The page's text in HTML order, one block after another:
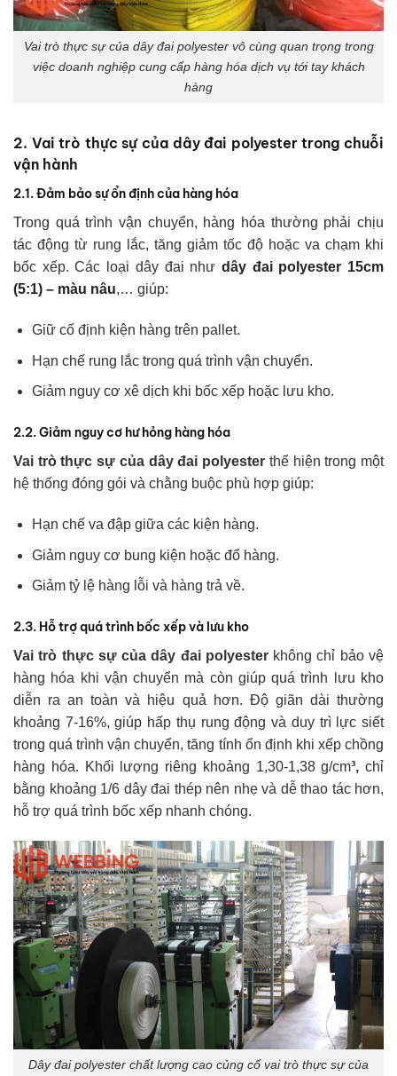
Vai trò thực sự của dây đai polyester vô cùng quan trọng trong
việc doanh nghiệp cung cấp hàng hóa dịch vụ tới tay khách
hàng
2. Vai trò thực sự của dây đai polyester trong chuỗi
vận hành
2.1.Đảm bảo sự ổn định của hàng hóa
Trong quá trình vận chuyển, hàng hóa thường phải chịu
tác động từ rung lắc, tăng giảm tốc độ hoặc va chạm khi
bốc xếp. Các loại dây đai như dây đai polyester 15cm
(5:1) – màu nâu,… giúp:
Giữ cố định kiện hàng trên pallet.
Hạn chế rung lắc trong quá trình vận chuyển.
Giảm nguy cơ xê dịch khi bốc xếp hoặc lưu kho.
2.2.Giảm nguy cơ hư hỏng hàng hóa
Vai trò thực sự của dây đai polyester thể hiện trong một
hệ thống đóng gói và chằng buộc phù hợp giúp:
Hạn chế va đập giữa các kiện hàng.
Giảm nguy cơ bung kiện hoặc đổ hàng.
Giảm tỷ lệ hàng lỗi và hàng trả về.
2.3. Hỗ trợ quá trình bốc xếp và lưu kho
Vai trò thực sự của dây đai polyesterkhông chỉ bảo vệ
hàng hóa khi vận chuyển mà còn giúp quá trình lưu kho
diễn ra an toàn và hiệu quả hơn. Độ giãn dài thường
khoảng 7-16%, giúp hấp thụ rung động và duy trì lực siết
trong quá trình vận chuyển, tăng tính ổn định khi xếp chồng
hàng hóa. Khối lượng riêng khoảng 1,30-1,38 g/cm³, chỉ
bằng khoảng 1/6 dây đai thép nên nhẹ và dễ thao tác hơn,
hỗ trợ quá trình bốc xếp nhanh chóng.
Dây đai polyester chất lượng cao củng cố vai trò thực sự của